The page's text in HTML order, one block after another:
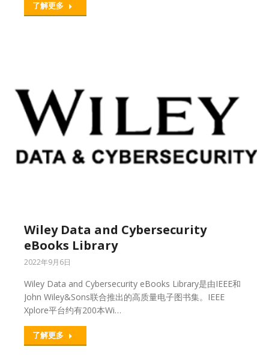
了解更多
Wiley Data and Cybersecurity
eBooks Library
2022年9月6日
Wiley Data and Cybersecurity eBooks Library是由IEEE和
John Wiley&Sons联合推出的高质量电子图书集。IEEE
Xplore平台约有200本Wi…
了解更多